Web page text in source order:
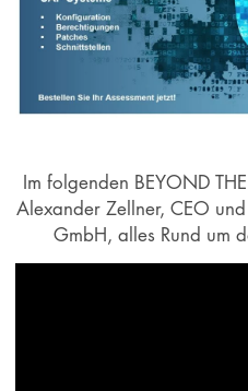
Im folgenden BEYOND
Alexander Zellner, CEO
GmbH, alles Rund um